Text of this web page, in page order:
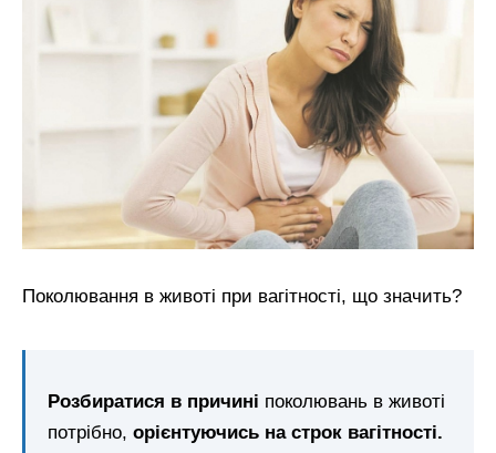
Поколювання в животі при вагітності, що значить?
Розбиратися в причині поколювань в животі
потрібно, орієнтуючись на строк вагітності.